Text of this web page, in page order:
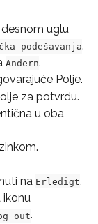
uglu
podešavanja.
Ändern.
Polje.
za potvrdu.
u oba
na Erledigt.
ikonu
out.